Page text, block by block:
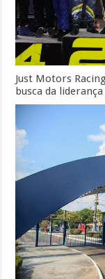
Just Motors
busca da